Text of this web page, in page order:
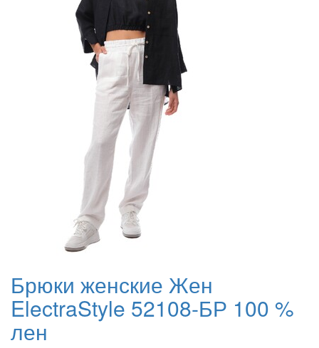
Брюки женские Жен
ElectraStyle 52108-БР 100 %
лен